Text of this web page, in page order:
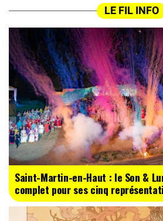
LE FIL INFO
Saint-Martin-en-Haut : le Son &
complet pour ses cinq